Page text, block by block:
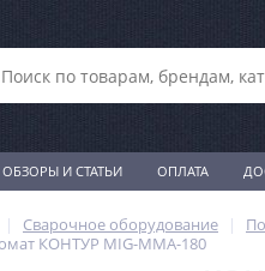
ОБЗОРЫ И СТАТЬИ ОПЛАТА
Сварочное оборудование
КОНТУР MIG-MMA-180